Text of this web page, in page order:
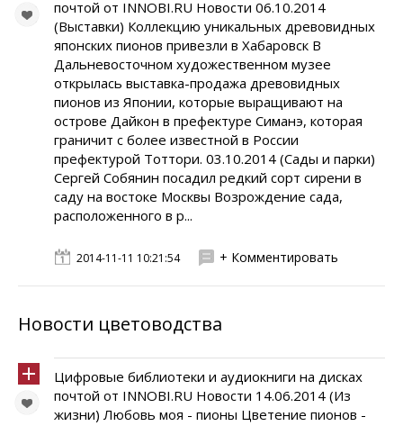
почтой от INNOBI.RU Новости 06.10.2014
(Выставки) Коллекцию уникальных древовидных
японских пионов привезли в Хабаровск В
Дальневосточном художественном музее
открылась выставка-продажа древовидных
пионов из Японии, которые выращивают на
острове Дайкон в префектуре Симанэ, которая
граничит с более известной в России
префектурой Тоттори. 03.10.2014 (Сады и парки)
Сергей Собянин посадил редкий сорт сирени в
саду на востоке Москвы Возрождение сада,
расположенного в р...
2014-11-11 10:21:54 + Комментировать
Новости цветоводства
Цифровые библиотеки и аудиокниги на дисках
почтой от INNOBI.RU Новости 14.06.2014 (Из
жизни) Любовь моя - пионы Цветение пионов -